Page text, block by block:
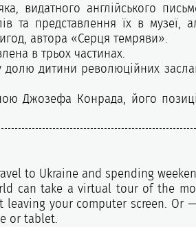
видатного англійського
представлення їх в музеї,
автора «Серця темряви».
в трьох частинах.
дитини революційних
Джозефа Конрада, його
to Ukraine and spending
can take a virtual tour of the
your computer screen.
or tablet.